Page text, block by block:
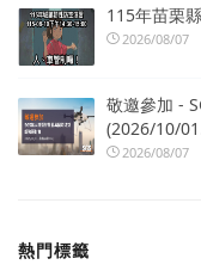
115年苗栗
2026/08/07
敬邀參加 -
(2026/10/
2026/08/07
熱門標籤